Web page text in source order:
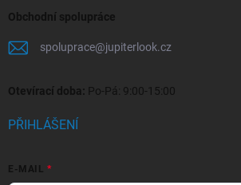
Obchodní spolupráce
spoluprace@jupiterlook.cz
Otevírací doba: Po-Pá: 9:00-15:00
PŘIHLÁŠENÍ
E-MAIL